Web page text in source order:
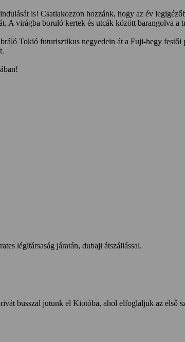
is! Csatlakozzon hozzánk, hogy az év
A virágba boruló kertek és utcák között barangolva
Tokió futurisztikus negyedein át a Fuji-hegy
légitársaság járatán, dubaji átszállással.
busszal jutunk el Kiotóba, ahol elfoglaljuk az első